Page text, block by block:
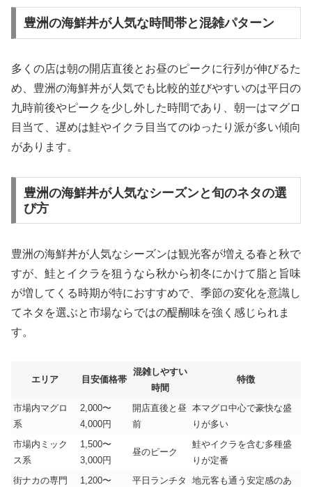
豊洲の海鮮丼が人気な時間帯と混雑パターン
多くの店は朝の開店直後とお昼のピークに行列が伸びるた
め、豊洲の海鮮丼が人気でも比較的並びやすいのは平日の
九時前後やピークを少し外した時間であり、朝一はマグロ
目当て、遅めは鮭やイクラ目当てのゆったり派が多い傾向
があります。
豊洲の海鮮丼が人気なシーズンと旬のネタの選
び方
豊洲の海鮮丼が人気なシーズンは観光客が増える春と秋で
すが、鮭とイクラを狙うなら秋から初冬にかけて脂と旨味
が増してくる時期が特におすすめで、季節の変化を意識し
てネタを選ぶと市場ならではの醍醐味を強く感じられま
す。
エリア 目安価格帯
混雑しやすい
時間
特徴
市場内マグロ
系
2,000〜
4,000円
開店直後と昼
前
本マグロ中心で豪快な盛
りが多い
市場内ミック
ス系
1,500〜
3,000円
昼のピーク
鮭やイクラを含む多種盛
りが定番
街ナカの専門
1,200〜
平日ランチタ
地元客も通う安定感のあ